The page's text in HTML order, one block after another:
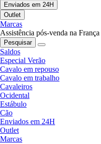
Enviados em 24H
Outlet
Marcas
Assistência pós-venda na França
Pesquisar
Saldos
Especial Verão
Cavalo em repouso
Cavalo em trabalho
Cavaleiros
Ocidental
Estábulo
Cão
Enviados em 24H
Outlet
Marcas